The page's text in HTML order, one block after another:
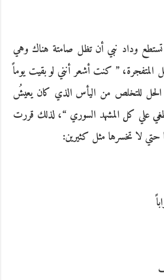
وداد نبي أن تظل صامتة هناك وهي
” ‬كنت أشعر أنني لو بقيت يوماً‮
الحل للتخلص من اليأس الذي كان يعيشُ‮
علي كل المشهد السوري‮ “‬،‮ ‬لذلك قررت
حتي لا تخسرها مثل كثيرين‮:‬